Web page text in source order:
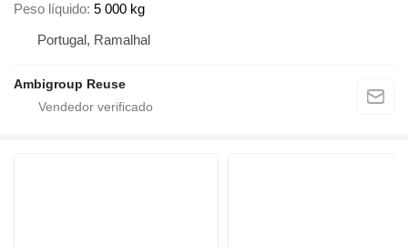
Peso líquido 5 000 kg
Portugal, Ramalhal
Ambigroup Reuse